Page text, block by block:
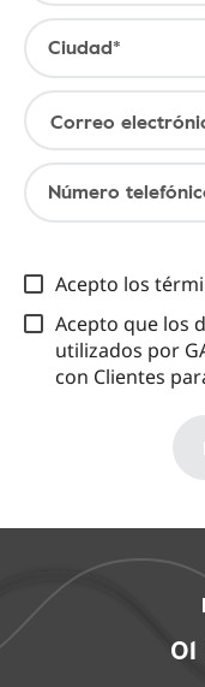
Ciudad*
Correo
Número
Acepto los
Acepto que los
utilizados por
con Clientes